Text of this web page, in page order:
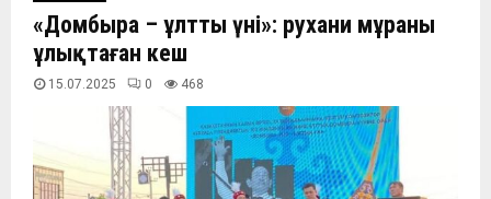
«Домбыра – ұлттың үні»: рухани мұраны
ұлықтаған кеш
15.07.2025 0 468